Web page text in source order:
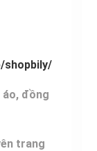
shopbily/
áo, đồng
trang